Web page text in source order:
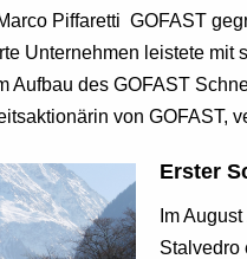
Piffaretti GOFAST
Unternehmen leistete mit
Aufbau des GOFAST
von GOFAST,
Erster
Im
Stalvedro